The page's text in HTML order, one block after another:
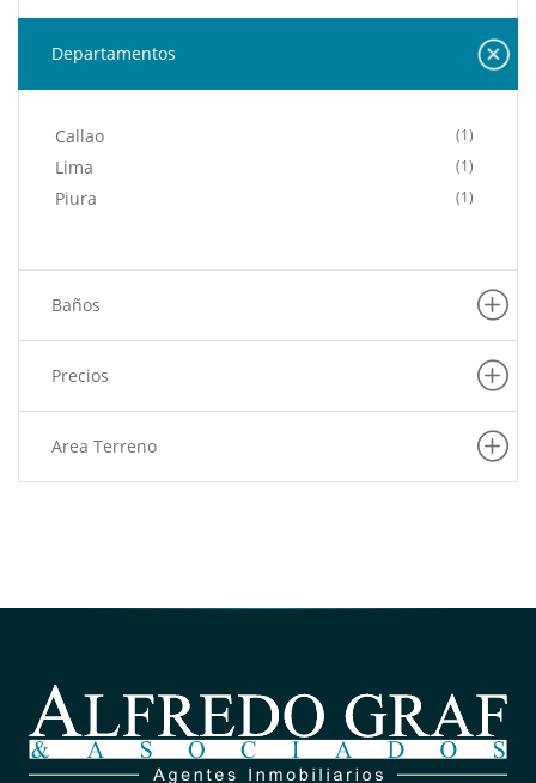
Departamentos
Callao (1)
Lima (1)
Piura (1)
Baños
Precios
Area Terreno